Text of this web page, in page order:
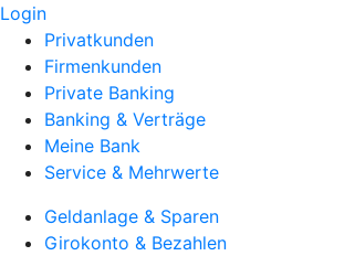
Login
Privatkunden
Firmenkunden
Private Banking
Banking & Verträge
Meine Bank
Service & Mehrwerte
Geldanlage & Sparen
Girokonto & Bezahlen